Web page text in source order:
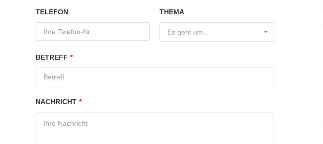
TELEFON THEMA
Es geht um...
BETREFF *
NACHRICHT *